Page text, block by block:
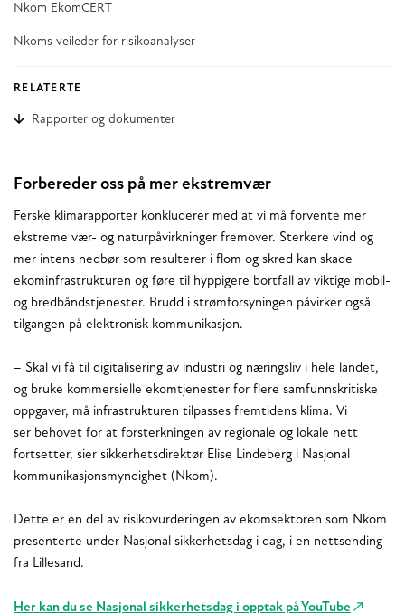
Nkom EkomCERT
Nkoms veileder for risikoanalyser
RELATERTE
Rapporter og dokumenter
Forbereder oss på mer ekstremvær
Ferske klimarapporter konkluderer med at vi må forvente mer
ekstreme vær- og naturpåvirkninger fremover. Sterkere vind og
mer intens nedbør som resulterer i flom og skred kan skade
ekominfrastrukturen og føre til hyppigere bortfall av viktige mobil-
og bredbåndstjenester. Brudd i strømforsyningen påvirker også
tilgangen på elektronisk kommunikasjon.
– Skal vi få til digitalisering av industri og næringsliv i hele landet,
og bruke kommersielle ekomtjenester for flere samfunnskritiske
oppgaver, må infrastrukturen tilpasses fremtidens klima. Vi
ser behovet for at forsterkningen av regionale og lokale nett
fortsetter, sier sikkerhetsdirektør Elise Lindeberg i Nasjonal
kommunikasjonsmyndighet (Nkom).
Dette er en del av risikovurderingen av ekomsektoren som Nkom
presenterte under Nasjonal sikkerhetsdag i dag, i en nettsending
fra Lillesand.
Her kan du se Nasjonal sikkerhetsdag i opptak på YouTube